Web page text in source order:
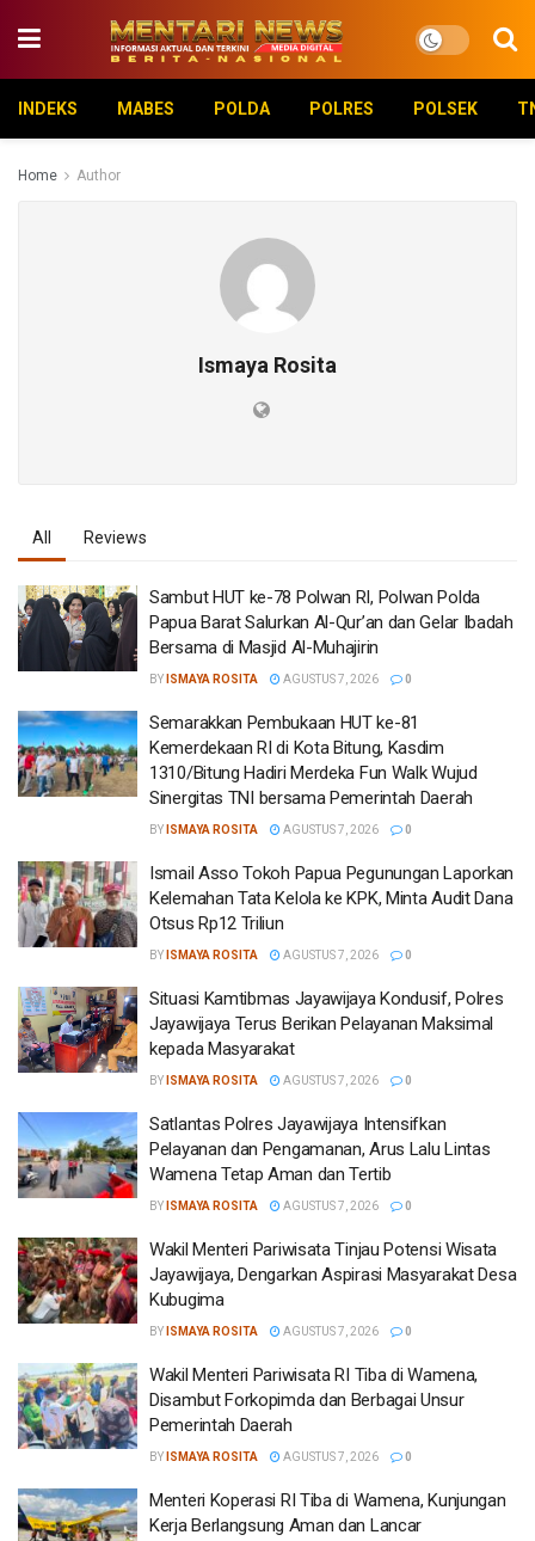
INDEKS MABES POLDA POLRES POLSEK
Home Author
Ismaya Rosita
All Reviews
Sambut HUT ke-78 Polwan RI, Polwan Polda
Papua Barat Salurkan Al-Qur’an dan Gelar Ibadah
Bersama di Masjid Al-Muhajirin
BY ISMAYA ROSITA AGUSTUS 7, 2026 0
Semarakkan Pembukaan HUT ke-81
Kemerdekaan RI di Kota Bitung, Kasdim
1310/Bitung Hadiri Merdeka Fun Walk Wujud
Sinergitas TNI bersama Pemerintah Daerah
BY ISMAYA ROSITA AGUSTUS 7, 2026 0
Ismail Asso Tokoh Papua Pegunungan Laporkan
Kelemahan Tata Kelola ke KPK, Minta Audit Dana
Otsus Rp12 Triliun
BY ISMAYA ROSITA AGUSTUS 7, 2026 0
Situasi Kamtibmas Jayawijaya Kondusif, Polres
Jayawijaya Terus Berikan Pelayanan Maksimal
kepada Masyarakat
BY ISMAYA ROSITA AGUSTUS 7, 2026 0
Satlantas Polres Jayawijaya Intensifkan
Pelayanan dan Pengamanan, Arus Lalu Lintas
Wamena Tetap Aman dan Tertib
BY ISMAYA ROSITA AGUSTUS 7, 2026 0
Wakil Menteri Pariwisata Tinjau Potensi Wisata
Jayawijaya, Dengarkan Aspirasi Masyarakat Desa
Kubugima
BY ISMAYA ROSITA AGUSTUS 7, 2026 0
Wakil Menteri Pariwisata RI Tiba di Wamena,
Disambut Forkopimda dan Berbagai Unsur
Pemerintah Daerah
BY ISMAYA ROSITA AGUSTUS 7, 2026 0
Menteri Koperasi RI Tiba di Wamena, Kunjungan
Kerja Berlangsung Aman dan Lancar